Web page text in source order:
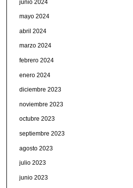
junio 2024
mayo 2024
abril 2024
marzo 2024
febrero 2024
enero 2024
diciembre 2023
noviembre 2023
octubre 2023
septiembre 2023
agosto 2023
julio 2023
junio 2023